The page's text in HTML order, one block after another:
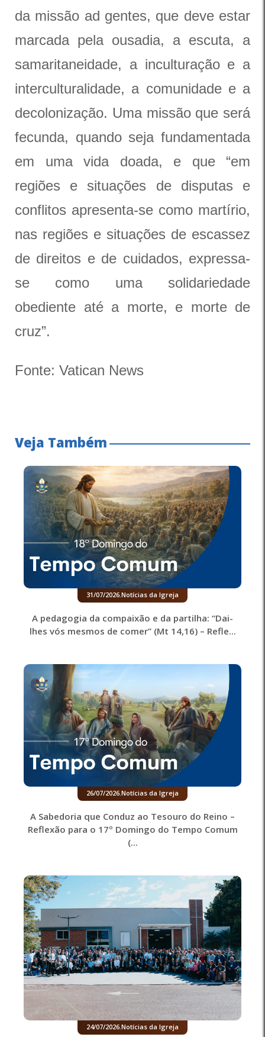
da missão ad gentes, que deve estar
marcada pela ousadia, a escuta, a
samaritaneidade, a inculturação e a
interculturalidade, a comunidade e a
decolonização. Uma missão que será
fecunda, quando seja fundamentada
em uma vida doada, e que “em
regiões e situações de disputas e
conflitos apresenta-se como martírio,
nas regiões e situações de escassez
de direitos e de cuidados, expressa-
se como uma solidariedade
obediente até a morte, e morte de
cruz”.
Fonte: Vatican News
Veja Também
31/07/2026 Notícias da Igreja
A pedagogia da compaixão e da partilha: “Dai-
lhes vós mesmos de comer” (Mt 14,16) – Refle...
26/07/2026 Notícias da Igreja
A Sabedoria que Conduz ao Tesouro do Reino –
Reflexão para o 17º Domingo do Tempo Comum
(...
24/07/2026.Notícias da Igreja